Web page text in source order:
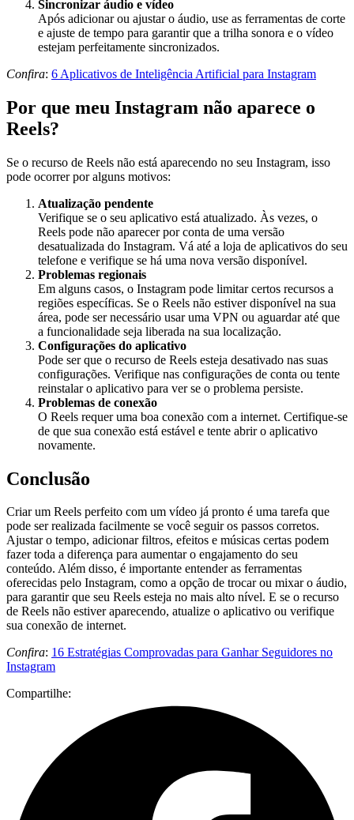
Sincronizar áudio e vídeo
Após adicionar ou ajustar o áudio, use as ferramentas de corte
e ajuste de tempo para garantir que a trilha sonora e o vídeo
estejam perfeitamente sincronizados.
Confira: 6 Aplicativos de Inteligência Artificial para Instagram
Por que meu Instagram não aparece o
Reels?
Se o recurso de Reels não está aparecendo no seu Instagram, isso
pode ocorrer por alguns motivos:
Atualização pendente
Verifique se o seu aplicativo está atualizado. Às vezes, o
Reels pode não aparecer por conta de uma versão
desatualizada do Instagram. Vá até a loja de aplicativos do seu
telefone e verifique se há uma nova versão disponível.
Problemas regionais
Em alguns casos, o Instagram pode limitar certos recursos a
regiões específicas. Se o Reels não estiver disponível na sua
área, pode ser necessário usar uma VPN ou aguardar até que
a funcionalidade seja liberada na sua localização.
Configurações do aplicativo
Pode ser que o recurso de Reels esteja desativado nas suas
configurações. Verifique nas configurações de conta ou tente
reinstalar o aplicativo para ver se o problema persiste.
Problemas de conexão
O Reels requer uma boa conexão com a internet. Certifique-se
de que sua conexão está estável e tente abrir o aplicativo
novamente.
Conclusão
Criar um Reels perfeito com um vídeo já pronto é uma tarefa que
pode ser realizada facilmente se você seguir os passos corretos.
Ajustar o tempo, adicionar filtros, efeitos e músicas certas podem
fazer toda a diferença para aumentar o engajamento do seu
conteúdo. Além disso, é importante entender as ferramentas
oferecidas pelo Instagram, como a opção de trocar ou mixar o áudio,
para garantir que seu Reels esteja no mais alto nível. E se o recurso
de Reels não estiver aparecendo, atualize o aplicativo ou verifique
sua conexão de internet.
Confira: 16 Estratégias Comprovadas para Ganhar Seguidores no
Instagram
Compartilhe: